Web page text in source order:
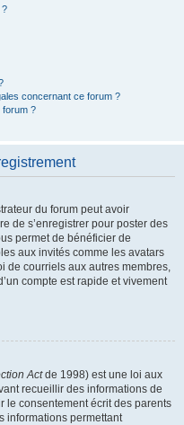
?
concernant ce forum ?
forum ?
du forum peut avoir
de s’enregistrer pour poster des
permet de bénéficier de
aux invités comme les avatars
de courriels aux autres membres,
compte est rapide et vivement
Actde 1998) est une loi aux
recueillir des informations de
le consentement écrit des parents
informations permettant